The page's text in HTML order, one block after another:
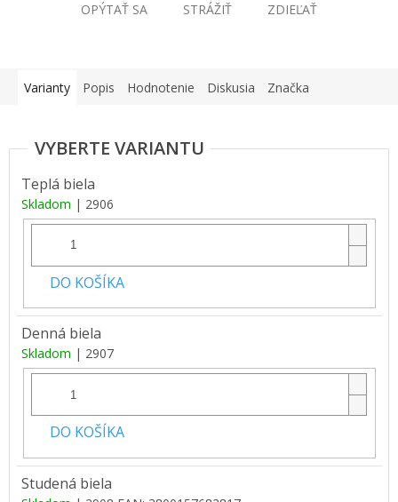
OPÝTAŤ SA STRÁŽIŤ ZDIEĽAŤ
Varianty Popis Hodnotenie Diskusia Značka
Teplá biela
Skladom | 2906
DO KOŠÍKA
Denná biela
Skladom | 2907
DO KOŠÍKA
Studená biela